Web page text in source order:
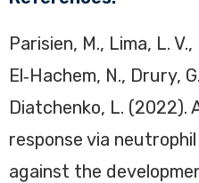
Parisien, M., Lima, L.
El‑Hachem, N., Drury,
Diatchenko, L. (2022).
response via
against the